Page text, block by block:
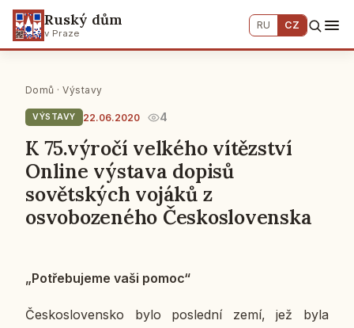
Ruský dům
v Praze
RU CZ
Domů ·Výstavy
VÝSTAVY 22.06.2020 4
K 75.výročí velkého vítězství
Online výstava dopisů
sovětských vojáků z
osvobozeného Československa
„Po­tře­bu­je­me vaši pomoc“
Čes­ko­slo­ven­sko bylo po­sled­ní zemí, jež byla